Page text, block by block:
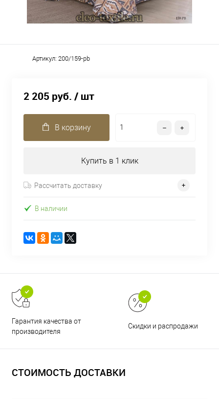
Артикул: 200/159-pb
2 205 руб. / шт
В корзину
Купить в 1 клик
Рассчитать доставку
В наличии
Гарантия качества от
производителя
Скидки и распродажи
СТОИМОСТЬ ДОСТАВКИ